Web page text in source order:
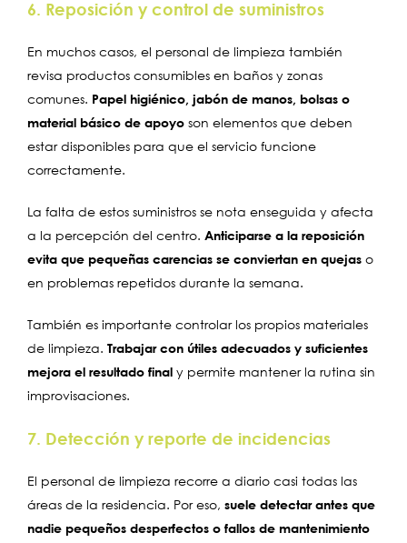
6. Reposición y control de suministros
En muchos casos, el personal de limpieza también
revisa productos consumibles en baños y zonas
comunes. Papel higiénico, jabón de manos, bolsas o
material básico de apoyo son elementos que deben
estar disponibles para que el servicio funcione
correctamente.
La falta de estos suministros se nota enseguida y afecta
a la percepción del centro. Anticiparse a la reposición
evita que pequeñas carencias se conviertan en quejas o
en problemas repetidos durante la semana.
También es importante controlar los propios materiales
de limpieza. Trabajar con útiles adecuados y suficientes
mejora el resultado final y permite mantener la rutina sin
improvisaciones.
7. Detección y reporte de incidencias
El personal de limpieza recorre a diario casi todas las
áreas de la residencia. Por eso, suele detectar antes que
nadie pequeños desperfectos o fallos de mantenimiento